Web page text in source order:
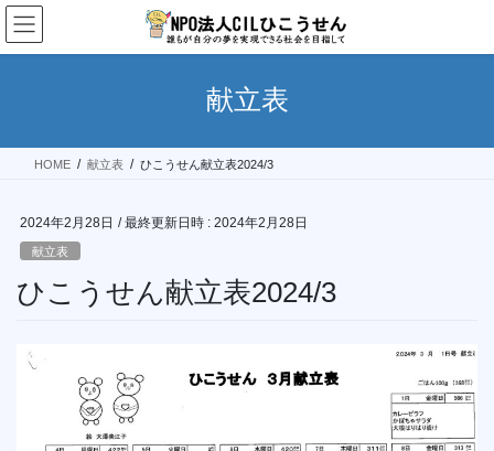
コ
ン
テ
ス
ナ
ビ
ゲ
ン
献立表
HOME 献立表 ひこうせん献立表2024/3
2024年2月28日 / 最終更新日時 : 2024年2月28日
献立表
ひこうせん献立表2024/3